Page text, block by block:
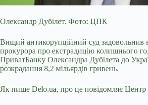
Олександр Дубілет. Фото: ЦПК
Вищий антикорупційний суд задовольнив
прокурора про екстрадицію колишнього
ПриватБанку Олександра Дубілета до
розкрадання 8,2 мільярдів гривень.
Як пише Delo.ua, про це повідомляє Центр